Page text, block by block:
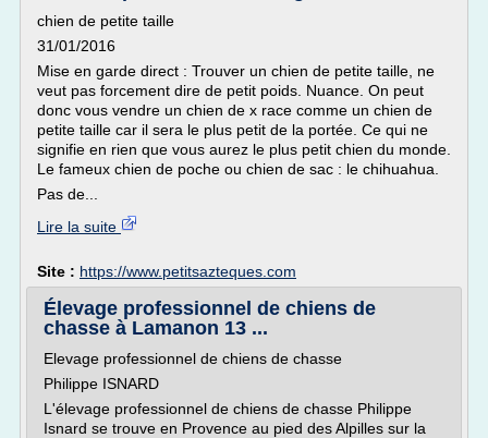
chien de petite taille
31/01/2016
Mise en garde direct : Trouver un chien de petite taille, ne
veut pas forcement dire de petit poids. Nuance. On peut
donc vous vendre un chien de x race comme un chien de
petite taille car il sera le plus petit de la portée. Ce qui ne
signifie en rien que vous aurez le plus petit chien du monde.
Le fameux chien de poche ou chien de sac : le chihuahua.
Pas de...
Lire la suite
Site : https://www.petitsazteques.com
Élevage professionnel de chiens de
chasse à Lamanon 13 ...
Elevage professionnel de chiens de chasse
Philippe ISNARD
L'élevage professionnel de chiens de chasse Philippe
Isnard se trouve en Provence au pied des Alpilles sur la